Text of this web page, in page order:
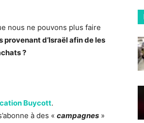
nous ne pouvons plus faire
d’Israël afin de les
?
Buycott.
à des « campagnes »